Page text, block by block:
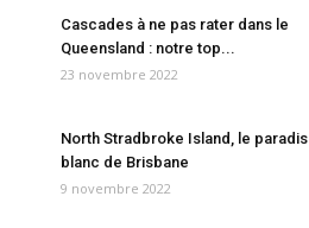
Cascades à ne pas rater dans le
Queensland : notre top...
23 novembre 2022
North Stradbroke Island, le paradis
blanc de Brisbane
9 novembre 2022